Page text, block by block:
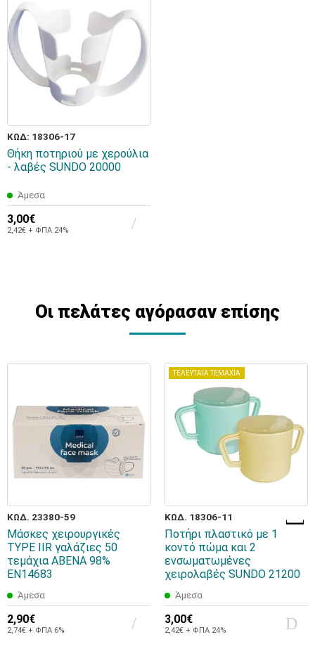
ΚΩΔ: 18306-17
Θήκη ποτηριού με χερούλια
- λαβές SUNDO 20000
Άμεσα
3,00€
2,42€ + ΦΠΑ 24%
Οι πελάτες αγόρασαν επίσης
ΚΩΔ. 23380-59
Μάσκες χειρουργικές
TYPE IIR γαλάζιες 50
τεμάχια ABENA 98%
EN14683
Άμεσα
2,90€
2,74€ + ΦΠΑ 6%
ΤΕΛΕΥΤΑΙΑ ΤΕΜΑΧΙΑ
ΚΩΔ. 18306-11
Ποτήρι πλαστικό με 1
κοντό πώμα και 2
ενσωματωμένες
χειρολαβές SUNDO 21200
Άμεσα
3,00€
2,42€ + ΦΠΑ 24%